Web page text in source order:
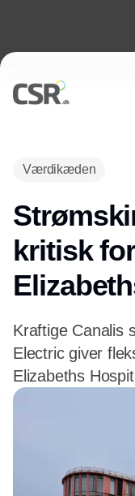
Værdikæden
kritisk
Kraftige Canalis
Electric giver
Elizabeths